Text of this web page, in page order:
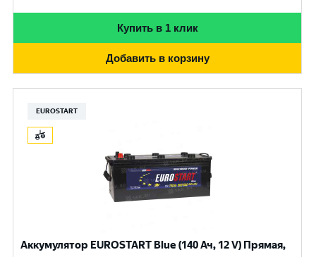
Купить в 1 клик
Добавить в корзину
EUROSTART
Аккумулятор EUROSTART Blue (140 Ач, 12 V) Прямая,